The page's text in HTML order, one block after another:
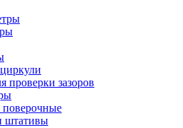
зазоров
штативы